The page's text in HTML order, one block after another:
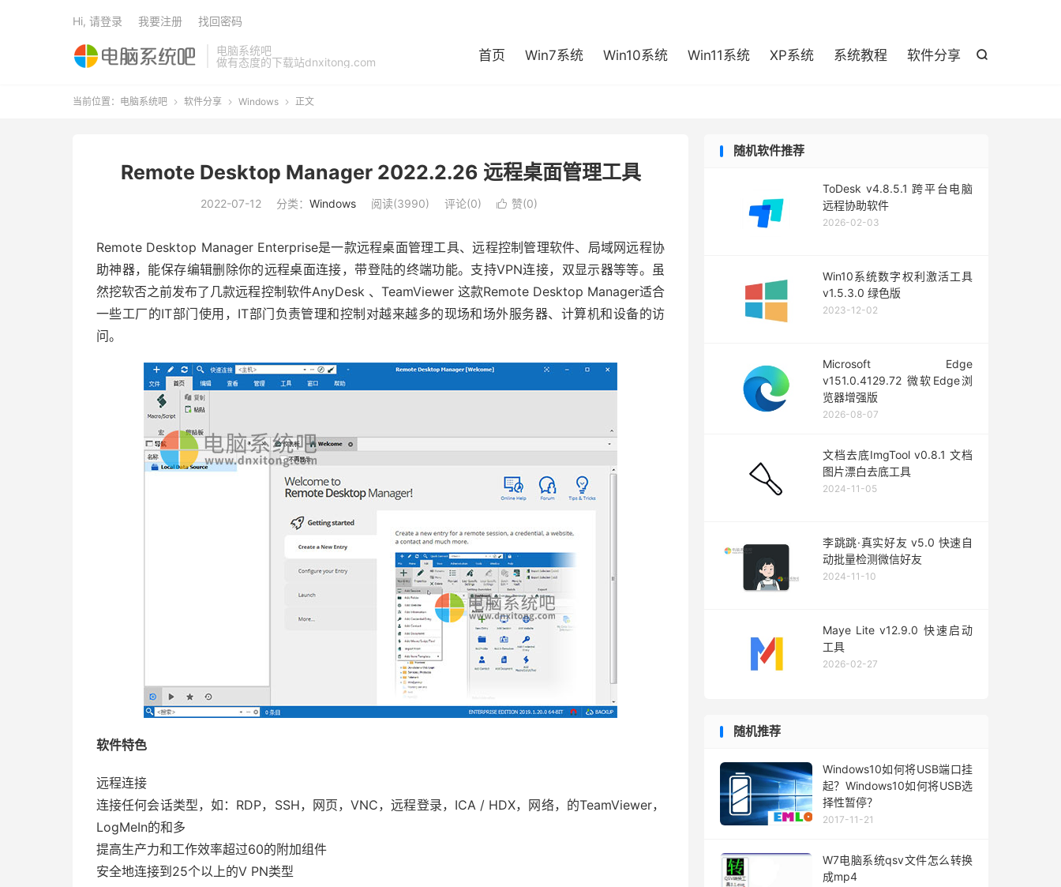
电脑系统吧
做有态度的下载站dnxitong.com

首页 Win7系统 Win10系统 Win11系统 XP系统 系统教程 软件分享
Hi, 请登录 我要注册 找回密码
当前位置： 电脑系统吧  软件分享  Windows  正文
Remote Desktop Manager 2022.2.26 远程桌面管理工具
2022-07-12 分类： Windows 阅读(3990) 评论(0)  赞(0)
Remote Desktop Manager Enterprise是一款远程桌面管理工具、远程控制管理软件、局域网远程协
助神器，能保存编辑删除你的远程桌面连接，带登陆的终端功能。支持VPN连接，双显示器等等。虽
然挖软否之前发布了几款远程控制软件AnyDesk 、TeamViewer 这款Remote Desktop Manager适合
一些工厂的IT部门使用，IT部门负责管理和控制对越来越多的现场和场外服务器、计算机和设备的访
问。
软件特色
远程连接
连接任何会话类型，如：RDP，SSH，网页，VNC，远程登录，ICA / HDX，网络，的TeamViewer，
LogMeIn的和多
提高生产力和工作效率超过60的附加组件
安全地连接到25个以上的V PN类型
随机软件推荐
ToDesk v4.8.5.1 跨平台电脑
远程协助软件
2026-02-03
Win10系统数字权利激活工具
v1.5.3.0 绿色版
2023-12-02
Microsoft Edge
v151.0.4129.72 微软Edge浏
览器增强版
2026-08-07
文档去底ImgTool v0.8.1 文档
图片漂白去底工具
2024-11-05
李跳跳·真实好友 v5.0 快速自
动批量检测微信好友
2024-11-10
Maye Lite v12.9.0 快速启动
工具
2026-02-27
随机推荐
Windows10如何将USB端口挂
起？Windows10如何将USB选
择性暂停？
2017-11-21
W7电脑系统qsv文件怎么转换
成mp4